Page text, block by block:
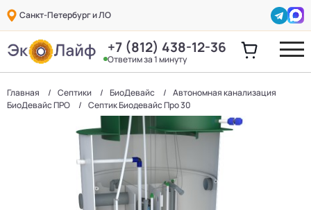
Санкт-Петербург и ЛО
+7 (812) 438-12-36
Ответим за 1 минуту
Главная Септики БиоДевaйс
Автономная канализация
БиоДевaйс ПРО
Септик Биодевайс Про 30